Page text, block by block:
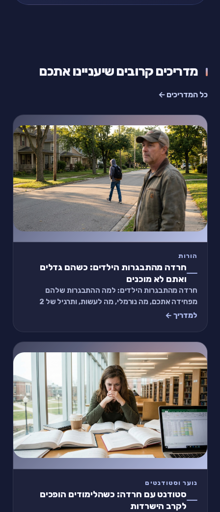
מדריכים קרובים שיעניינו אתכם
כל המדריכים ←
הורות
חרדה מהתבגרות הילדים: כשהם גדלים
ואתם לא מוכנים
חרדה מהתבגרות הילדים: למה ההתבגרות שלהם
מפחידה אתכם, מה נורמלי, מה לעשות, ותרגיל של 2
דקות.
למדריך ←
נוער וסטודנטים
סטודנט עם חרדה: כשהלימודים הופכים
לקרב הישרדות